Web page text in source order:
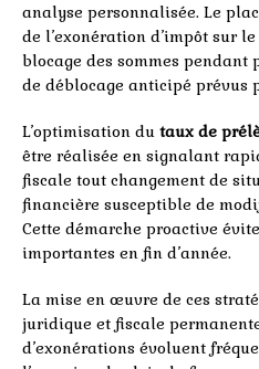
analyse personnalisée. Le
de l’exonération d’impôt sur
blocage des sommes pendant
de déblocage anticipé prévus
L’optimisation du taux de
être réalisée en signalant
fiscale tout changement de
financière susceptible de
Cette démarche proactive
importantes en fin d’année.
La mise en œuvre de ces
juridique et fiscale
d’exonérations évoluent